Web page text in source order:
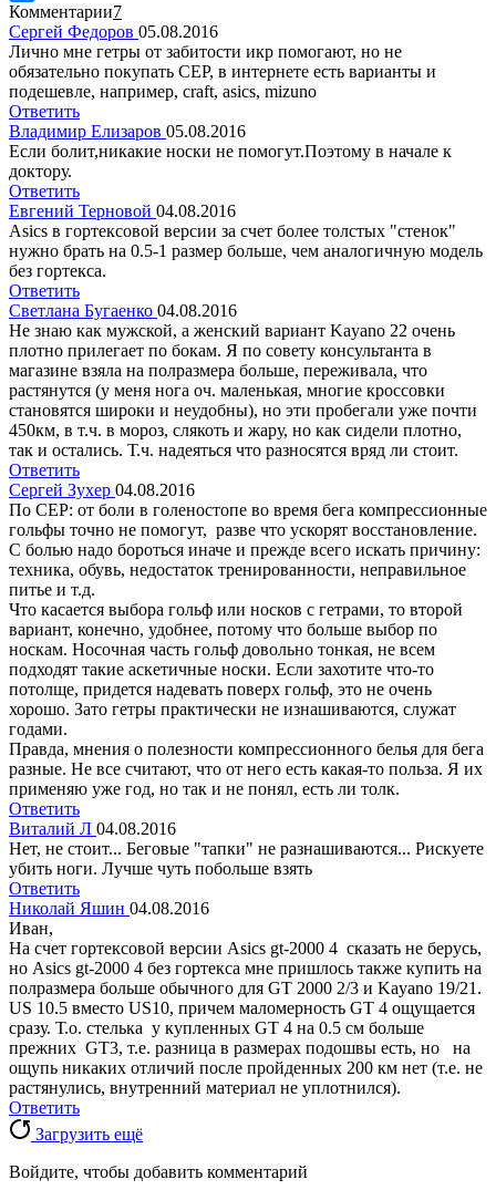
Комментарии7
Сергей Федоров 05.08.2016
Лично мне гетры от забитости икр помогают, но не
обязательно покупать CEP, в интернете есть варианты и
подешевле, например, craft, asics, mizuno
Ответить
Владимир Елизаров 05.08.2016
Если болит,никакие носки не помогут.Поэтому в начале к
доктору.
Ответить
Евгений Терновой 04.08.2016
Asics в гортексовой версии за счет более толстых "стенок"
нужно брать на 0.5-1 размер больше, чем аналогичную модель
без гортекса.
Ответить
Светлана Бугаенко 04.08.2016
Не знаю как мужской, а женский вариант Kayano 22 очень
плотно прилегает по бокам. Я по совету консультанта в
магазине взяла на полразмера больше, переживала, что
растянутся (у меня нога оч. маленькая, многие кроссовки
становятся широки и неудобны), но эти пробегали уже почти
450км, в т.ч. в мороз, слякоть и жару, но как сидели плотно,
так и остались. Т.ч. надеяться что разносятся вряд ли стоит.
Ответить
Сергей Зухер 04.08.2016
По CEP: от боли в голеностопе во время бега компрессионные
гольфы точно не помогут, разве что ускорят восстановление.
С болью надо бороться иначе и прежде всего искать причину:
техника, обувь, недостаток тренированности, неправильное
питье и т.д.
Что касается выбора гольф или носков с гетрами, то второй
вариант, конечно, удобнее, потому что больше выбор по
носкам. Носочная часть гольф довольно тонкая, не всем
подходят такие аскетичные носки. Если захотите что-то
потолще, придется надевать поверх гольф, это не очень
хорошо. Зато гетры практически не изнашиваются, служат
годами.
Правда, мнения о полезности компрессионного белья для бега
разные. Не все считают, что от него есть какая-то польза. Я их
применяю уже год, но так и не понял, есть ли толк.
Ответить
Виталий Л 04.08.2016
Нет, не стоит... Беговые "тапки" не разнашиваются... Рискуете
убить ноги. Лучше чуть побольше взять
Ответить
Николай Яшин 04.08.2016
Иван,
На счет гортексовой версии Asics gt-2000 4 сказать не берусь,
но Asics gt-2000 4 без гортекса мне пришлось также купить на
полразмера больше обычного для GT 2000 2/3 и Kayano 19/21.
US 10.5 вместо US10, причем маломерность GT 4 ощущается
сразу. Т.о. стелька у купленных GT 4 на 0.5 см больше
прежних GT3, т.е. разница в размерах подошвы есть, но на
ощупь никаких отличий после пройденных 200 км нет (т.е. не
растянулись, внутренний материал не уплотнился).
Ответить
Загрузить ещё
Войдите, чтобы добавить комментарий